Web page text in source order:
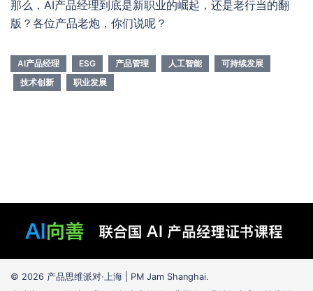
那么，AI产品经理到底是新职业的崛起，还是老行当的翻
版？各位产品老炮，你们说呢？
AI产品经理 ESG 产品管理 人工智能
可持续发展
技术创新
职业发展
© 2026 产品思维派对·上海 | PM Jam Shanghai.